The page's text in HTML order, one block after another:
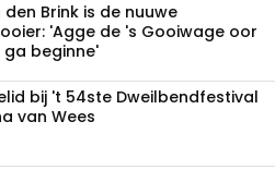
den Brink is de nuuwe
'Agge de 's Gooiwage oor
ga beginne'
bij 't 54ste Dweilbendfestival
van Wees